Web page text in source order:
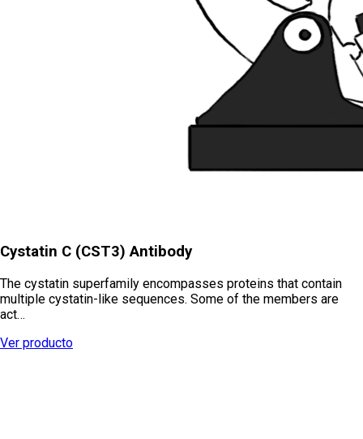
Cystatin C (CST3) Antibody
The cystatin superfamily encompasses proteins that contain
multiple cystatin-like sequences. Some of the members are
act…
Ver producto